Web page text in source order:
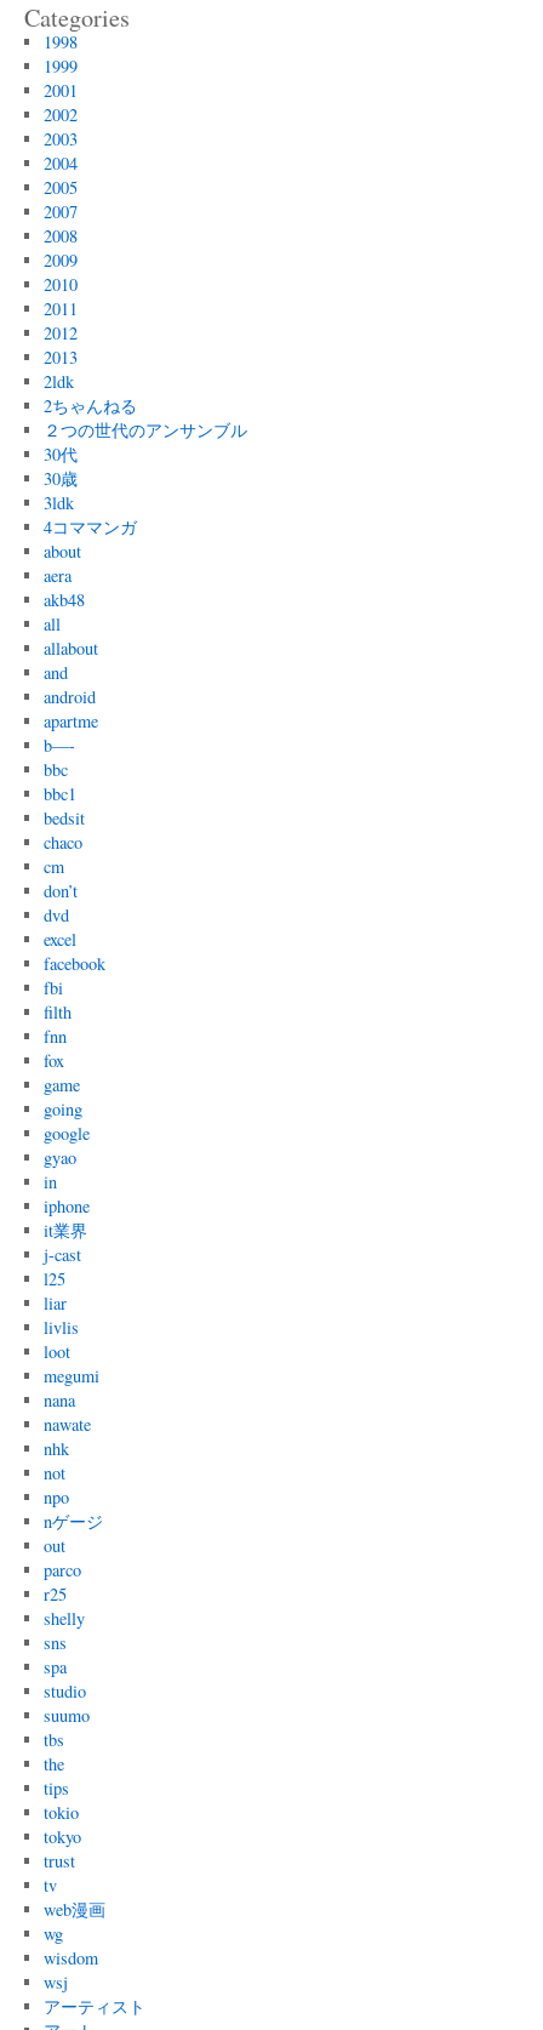
Categories
1998
1999
2001
2002
2003
2004
2005
2007
2008
2009
2010
2011
2012
2013
2ldk
2ちゃんねる
２つの世代のアンサンブル
30代
30歳
3ldk
4コママンガ
about
aera
akb48
all
allabout
and
android
apartme
b—-
bbc
bbc1
bedsit
chaco
cm
don’t
dvd
excel
facebook
fbi
filth
fnn
fox
game
going
google
gyao
in
iphone
it業界
j-cast
l25
liar
livlis
loot
megumi
nana
nawate
nhk
not
npo
nゲージ
out
parco
r25
shelly
sns
spa
studio
suumo
tbs
the
tips
tokio
tokyo
trust
tv
web漫画
wg
wisdom
wsj
アーティスト